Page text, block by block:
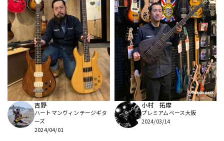
吉野
ハートマンヴィンテージギタ
ーズ
2024/04/01
小村 拓摩
プレミアムベース大阪
2024/03/14